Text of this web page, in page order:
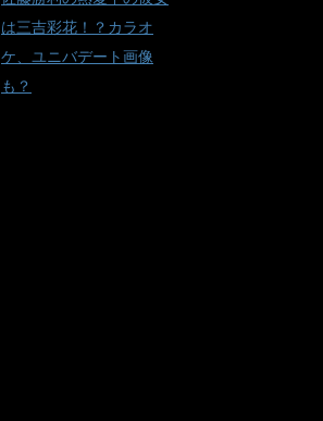
は三吉彩花！？カラオ
ケ、ユニバデート画像
も？